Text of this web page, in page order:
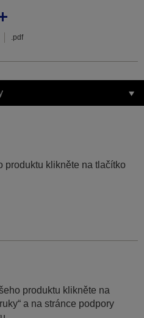
.pdf
produktu klikněte na tlačítko
produktu klikněte na
a na stránce podpory